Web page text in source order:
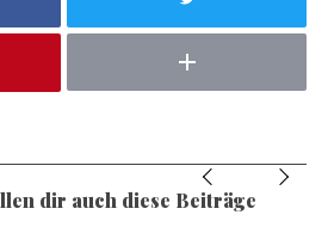
dir auch diese Beiträge